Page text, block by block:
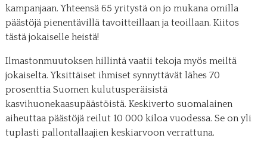
kampanjaan. Yhteensä 65 yritystä on jo mukana omilla
päästöjä pienentävillä tavoitteillaan ja teoillaan. Kiitos
tästä jokaiselle heistä!
Ilmastonmuutoksen hillintä vaatii tekoja myös meiltä
jokaiselta. Yksittäiset ihmiset synnyttävät lähes 70
prosenttia Suomen kulutusperäisistä
kasvihuonekaasupäästöistä. Keskiverto suomalainen
aiheuttaa päästöjä reilut 10 000 kiloa vuodessa. Se on yli
tuplasti pallontallaajien keskiarvoon verrattuna.